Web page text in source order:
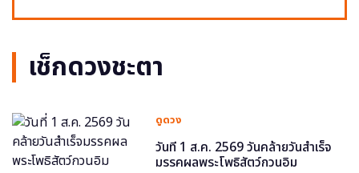
เช็กดวงชะตา
ดูดวง
วันที่ 1 ส.ค. 2569 วันคล้ายวันสำเร็จ
มรรคผลพระโพธิสัตว์กวนอิม